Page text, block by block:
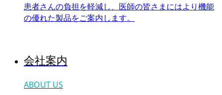
患者さんの負担を軽減し、医師の皆さまにはより機能
の優れた製品をご案内します。
会社案内
ABOUT US